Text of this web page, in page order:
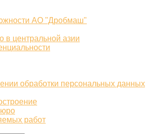
АО "Дробмаш"
в центральной азии
обработки персональных данных
работ